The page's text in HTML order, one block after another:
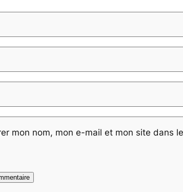
mon nom, mon e-mail et mon site dans